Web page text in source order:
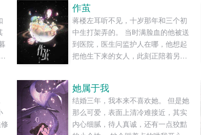
作茧
蒋楼左耳听不见，十岁那年和三个初
中生打架弄的。 当时满脸血的他被送
到医院，医生问监护人在哪，他想起
把他生下来的女人，此刻正陪着另一
拿奖学金，学生信息表上父母一栏被
划斜杠删除。 某天放学后，他看见班
上新来的转学生被几个小混混堵在路
边。 转学生被吓得脸色发白，蜷着肩
她属于我
结婚三年，我本来不喜欢她。 但是她
那么可爱，表面上清冷难接近，其实
内心细腻，待人真诚，还有一点狡黠